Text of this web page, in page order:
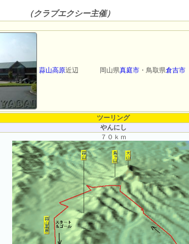
（クラブエクシー主催）
蒜山高原近辺 岡山県真庭市 ・鳥取県倉吉市
ツーリング
やんにし
７０ｋｍ